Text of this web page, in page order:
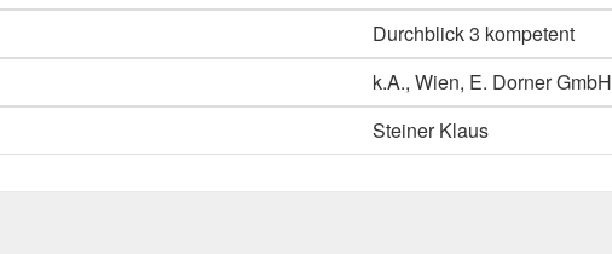
Durchblick 3 kompetent
k.A., Wien, E. Dorner GmbH
Steiner Klaus